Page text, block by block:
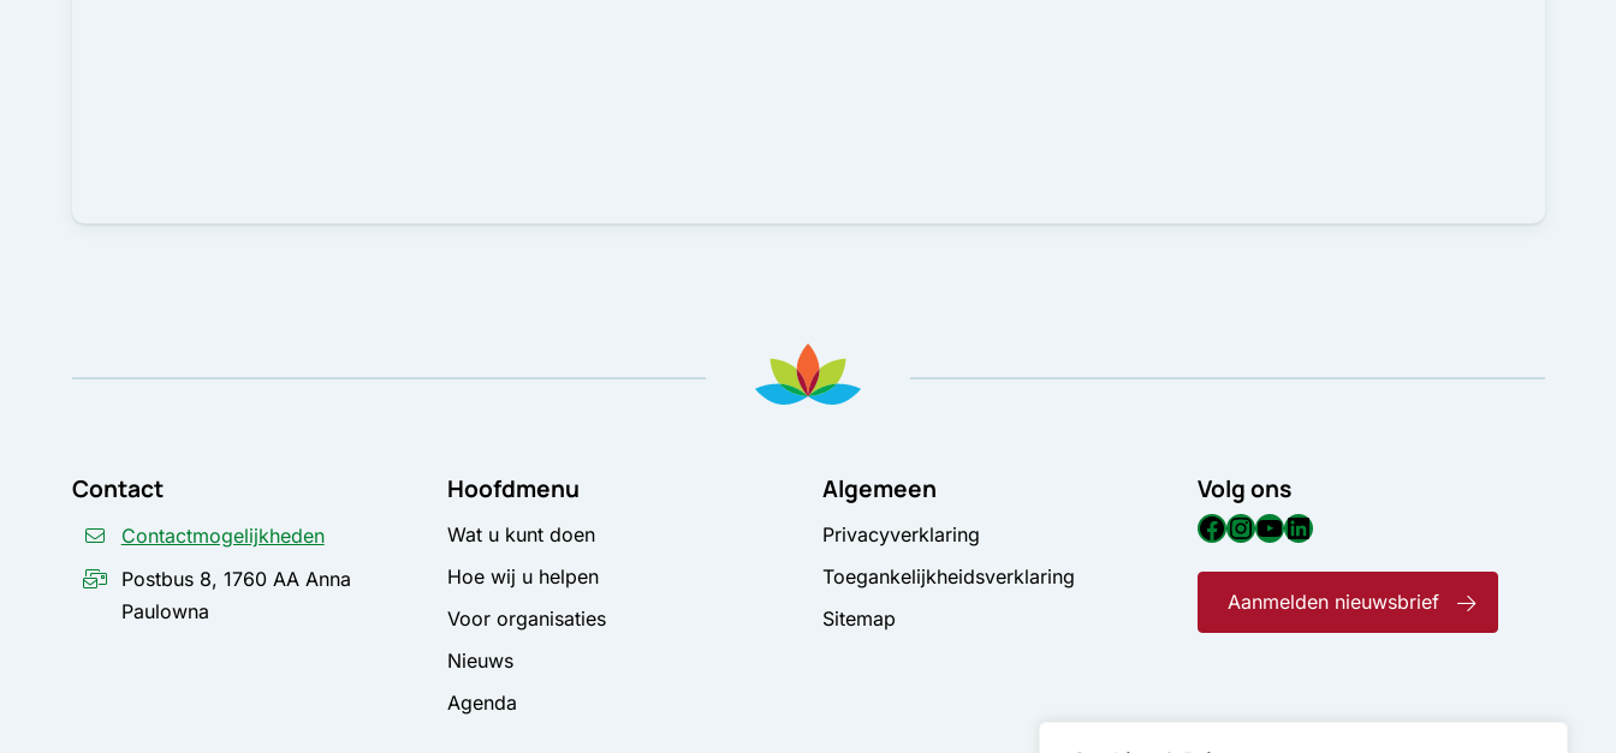
Contact
Contactmogelijkheden
Postbus 8, 1760 AA Anna
Paulowna
Hoofdmenu
Wat u kunt doen
Hoe wij u helpen
Voor organisaties
Nieuws
Agenda
Algemeen
Privacyverklaring
Toegankelijkheidsverklaring
Sitemap
Volg ons
Facebook
Instagram
YouTube
LinkedIn
Aanmelden nieuwsbrief